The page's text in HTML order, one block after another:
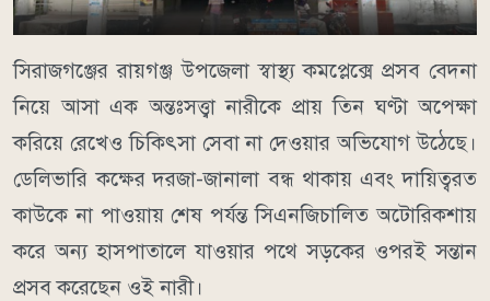
সিরাজগঞ্জের রায়গঞ্জ উপজেলা স্বাস্থ্য কমপ্লেক্সে প্রসব বেদনা
নিয়ে আসা এক অন্তঃসত্ত্বা নারীকে প্রায় তিন ঘণ্টা অপেক্ষা
করিয়ে রেখেও চিকিৎসা সেবা না দেওয়ার অভিযোগ উঠেছে।
ডেলিভারি কক্ষের দরজা-জানালা বন্ধ থাকায় এবং দায়িত্বরত
কাউকে না পাওয়ায় শেষ পর্যন্ত সিএনজিচালিত অটোরিকশায়
করে অন্য হাসপাতালে যাওয়ার পথে সড়কের ওপরই সন্তান
প্রসব করেছেন ওই নারী।